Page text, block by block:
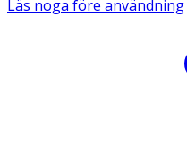
Läs noga före användning